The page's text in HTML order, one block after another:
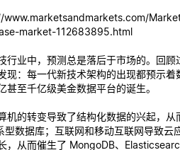
www.marketsandmarkets.com/
market-112683895.html
行业中，预测总是落后于市场的。回顾
： 每一代新技术架构的出现都预示着
甚至千亿级美金数据平台的诞生。
机的转变导致了结构化数据的兴起，从
数据库；互联网和移动互联网导致云
，从而催生了 MongoDB、